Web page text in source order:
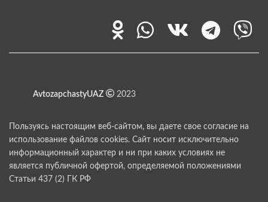
AvtozapchastyUAZ 2023
Пользуясь настоящим веб-сайтом, вы даете свое согласие на
использование файлов cookies. Сайт носит исключительно
информационный характер и ни при каких условиях не
является публичной офертой, определяемой положениями
Статьи 437 (2) ГК РФ